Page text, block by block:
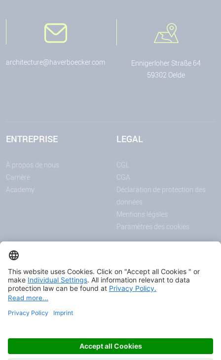
architecture@haverboecker.com
Ennigerloher Straße 64
59302 Oelde
ENTREPRISE
À propos de nous
Carrière
Academy
LEGAL
CGL
CGA
Déclaration de protection des
données
Mentions légales
Paramètres des cookies
ANNONCES
Actualités
Salons et événements
Downloadcenter
© 2026 HAVER & BOECKER OHG